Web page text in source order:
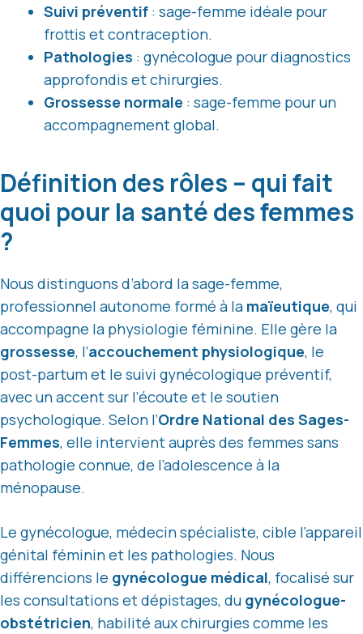
Suivi préventif : sage-femme idéale pour
frottis et contraception.
Pathologies : gynécologue pour diagnostics
approfondis et chirurgies.
Grossesse normale : sage-femme pour un
accompagnement global.
Définition des rôles – qui fait
quoi pour la santé des femmes
?
Nous distinguons d’abord la sage-femme,
professionnel autonome formé à la maïeutique, qui
accompagne la physiologie féminine. Elle gère la
grossesse, l’accouchement physiologique, le
post-partum et le suivi gynécologique préventif,
avec un accent sur l’écoute et le soutien
psychologique. Selon l’Ordre National des Sages-
Femmes, elle intervient auprès des femmes sans
pathologie connue, de l’adolescence à la
ménopause.
Le gynécologue, médecin spécialiste, cible l’appareil
génital féminin et les pathologies. Nous
différencions le gynécologue médical, focalisé sur
les consultations et dépistages, du gynécologue-
obstétricien, habilité aux chirurgies comme les